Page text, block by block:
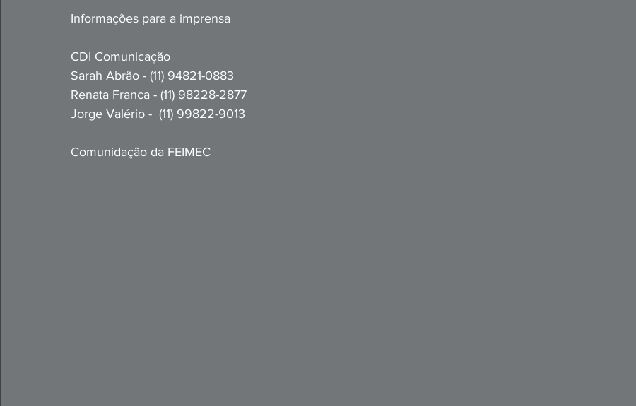
Informações para a imprensa
CDI Comunicação
Sarah Abrão - (11) 94821-0883
Renata Franca - (11) 98228-2877
Jorge Valério -  (11) 99822-9013
Comunidação da FEIMEC